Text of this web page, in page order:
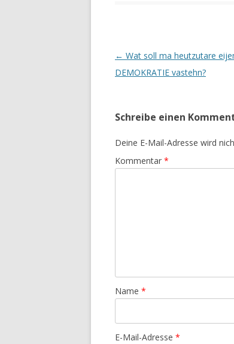
Beitrags-
Navigation
← Wat soll ma heutzutare
DEMOKRATIE vastehn?
Schreibe einen
Deine E-Mail-Adresse wird
Kommentar *
Name *
E-Mail-Adresse *